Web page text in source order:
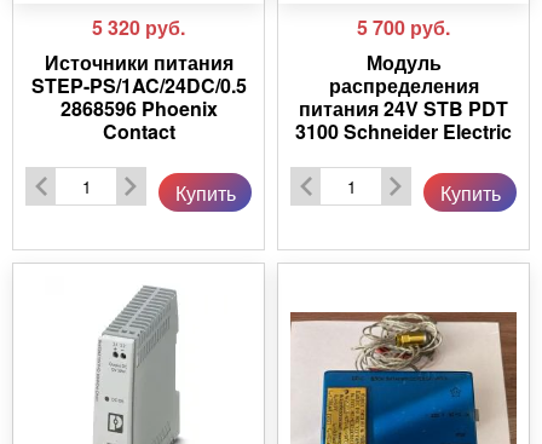
5 320 руб.
Источники питания
STEP-PS/1AC/24DC/0.5
2868596 Phoenix
Contact
Купить
5 700 руб.
Модуль
распределения
питания 24V STB PDT
3100 Schneider Electric
Купить